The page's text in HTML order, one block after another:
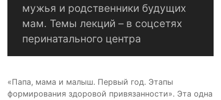
мужья и родственники будущих
мам. Темы лекций – в соцсетях
перинатального центра
«Папа, мама и малыш. Первый год. Этапы
формирования здоровой привязанности». Эта одна